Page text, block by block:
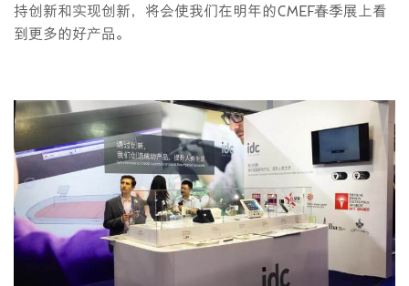
持创新和实现创新，将会使我们在明年的CMEF春季展上看
到更多的好产品。